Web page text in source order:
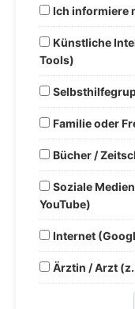
Ich informiere
Künstliche
Tools)
Familie oder
Bücher /
Soziale
YouTube)
Internet
Ärztin / Arzt